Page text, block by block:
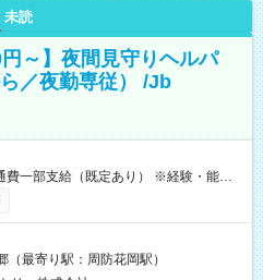
未読
～】夜間見守りヘルパ
／夜勤専従） /Jb
一部支給（既定あり） ※経験・能力を
本採用時と異なる部分があります。 雇
です。 給与：時給 1,480円以上
（最寄り駅：周防花岡駅）